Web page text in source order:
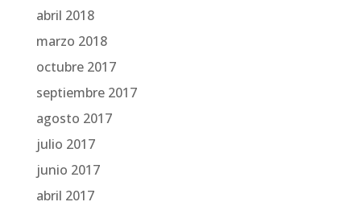
abril 2018
marzo 2018
octubre 2017
septiembre 2017
agosto 2017
julio 2017
junio 2017
abril 2017